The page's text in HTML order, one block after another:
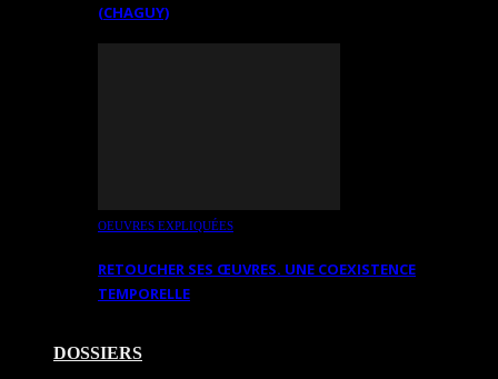
(CHAGUY)
OEUVRES EXPLIQUÉES
RETOUCHER SES ŒUVRES. UNE COEXISTENCE
TEMPORELLE
DOSSIERS